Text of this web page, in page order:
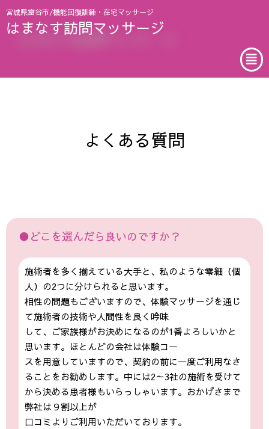
コ
ン
宮城県富谷市/機能回復訓練・在宅マッサージ
はまなす訪問マッサージ
よくある質問
●どこを選んだら良いのですか？
施術者を多く揃えている大手と、私のような零細（個
人）の2つに分けられると思います。
相性の問題もございますので、体験マッサージを通じ
て施術者の技術や人間性を良く吟味
して、ご家族様がお決めになるのが1番よろしいかと
思います。ほとんどの会社は体験コー
スを用意していますので、契約の前に一度ご利用なさ
ることをお勧めします。中には2～3社の施術を受けて
から決める患者様もいらっしゃいます。おかげさまで
弊社は９割以上が
口コミよりご利用いただいております。